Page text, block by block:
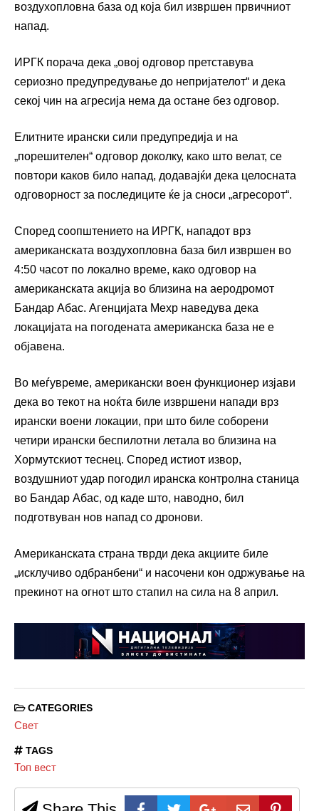
воздухопловна база од која бил извршен првичниот
напад.
ИРГК порача дека „овој одговор претставува
сериозно предупредување до непријателот“ и дека
секој чин на агресија нема да остане без одговор.
Елитните ирански сили предупредија и на
„порешителен“ одговор доколку, како што велат, се
повтори каков било напад, додавајќи дека целосната
одговорност за последиците ќе ја сноси „агресорот“.
Според соопштението на ИРГК, нападот врз
американската воздухопловна база бил извршен во
4:50 часот по локално време, како одговор на
американската акција во близина на аеродромот
Бандар Абас. Агенцијата Мехр наведува дека
локацијата на погодената американска база не е
објавена.
Во меѓувреме, американски воен функционер изјави
дека во текот на ноќта биле извршени напади врз
ирански воени локации, при што биле соборени
четири ирански беспилотни летала во близина на
Хормутскиот теснец. Според истиот извор,
воздушниот удар погодил иранска контролна станица
во Бандар Абас, од каде што, наводно, бил
подготвуван нов напад со дронови.
Американската страна тврди дека акциите биле
„исклучиво одбранбени“ и насочени кон одржување на
прекинот на огнот што стапил на сила на 8 април.
CATEGORIES
Свет
TAGS
Топ вест